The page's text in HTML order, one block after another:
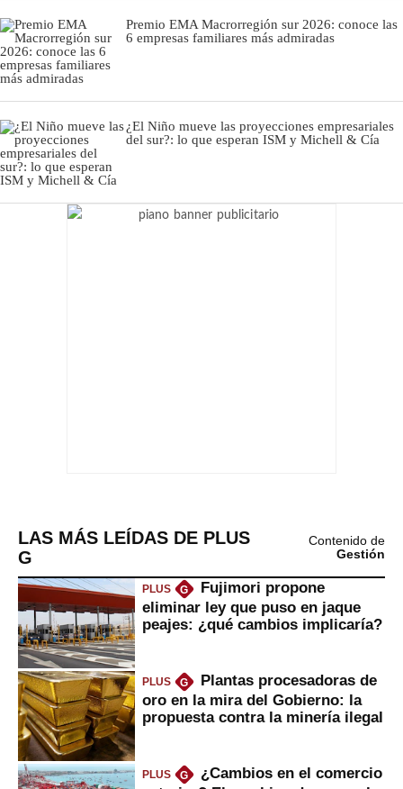
Premio EMA Macrorregión sur 2026: conoce las
6 empresas familiares más admiradas
¿El Niño mueve las proyecciones empresariales
del sur?: lo que esperan ISM y Michell & Cía
LAS MÁS LEÍDAS DE PLUS
G
Contenido de
Gestión
PLUS G
Fujimori propone
eliminar ley que puso en jaque
peajes: ¿qué cambios implicaría?
PLUS G
Plantas procesadoras de
oro en la mira del Gobierno: la
propuesta contra la minería ilegal
PLUS G
¿Cambios en el comercio